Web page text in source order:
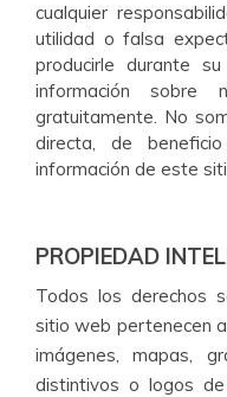
cualquier
utilidad o falsa
producirle durante
información sobre
gratuitamente. No
directa, de
información de este
PROPIEDAD
Todos los derechos
sitio web pertenecen a
imágenes, mapas,
distintivos o logos de